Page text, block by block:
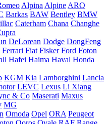
Alpina Alpine ARO
Barkas BAW Bentley BMW
Caterham Chana Changhe
DeLorean Dodge DongFeng
Ferrari Fiat Fisker Ford Foton
Hafei Haima Haval Honda
KGM Kia Lamborghini Lancia
LEVC Lexus Li Xiang
& Co Maserati Maxus
MG
Omoda Opel ORA Peugeot